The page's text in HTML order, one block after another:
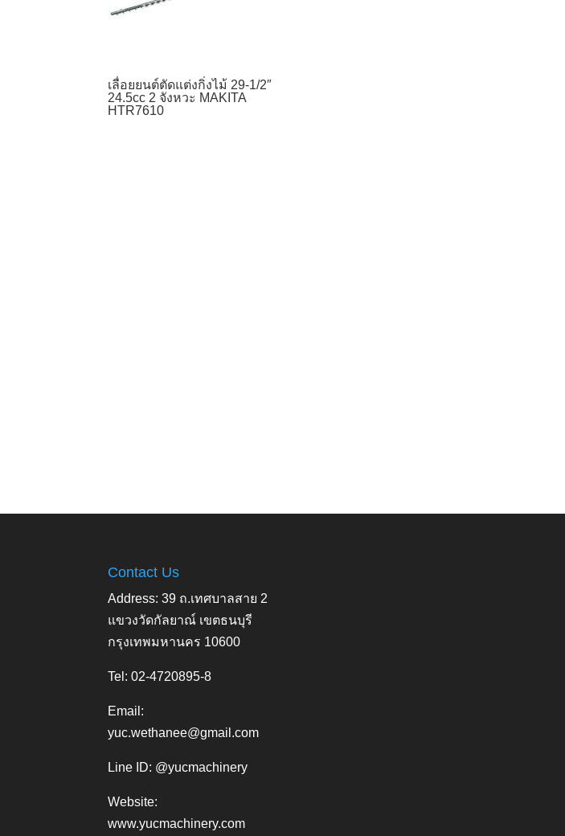
เลื่อยยนต์ตัดแต่งกิ่งไม้ 29-1/2″
24.5cc 2 จังหวะ MAKITA
HTR7610
Contact Us
Address: 39 ถ.เทศบาลสาย 2
แขวงวัดกัลยาณ์ เขตธนบุรี
กรุงเทพมหานคร 10600
Tel: 02-4720895-8
Email:
yuc.wethanee@gmail.com
Line ID: @yucmachinery
Website:
www.yucmachinery.com